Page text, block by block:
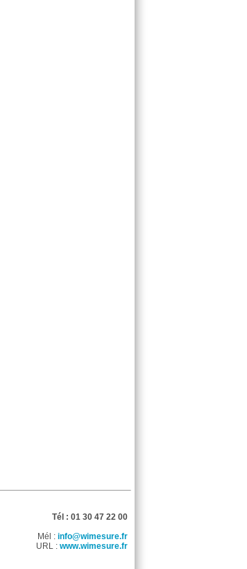
Tél : 01 30 47 22 00
Mél : info@wimesure.fr
URL : www.wimesure.fr